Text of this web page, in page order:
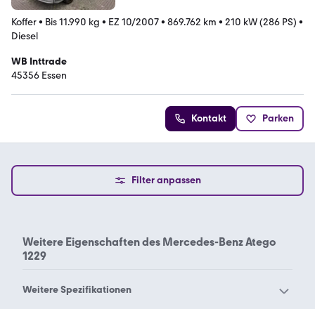
Koffer• Bis 11.990 kg • EZ 10/2007• 869.762 km • 210 kW (286 PS) •
Diesel
WB Inttrade
45356 Essen
Kontakt Parken
Filter anpassen
Weitere Eigenschaften des Mercedes-Benz Atego
1229
Weitere Spezifikationen